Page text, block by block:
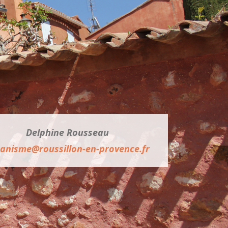
Delphine Rousseau
en-provence.fr